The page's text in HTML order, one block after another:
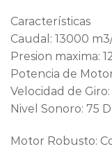
Características
Caudal: 13000
Presion maxima:
Potencia de
Velocidad de Giro:
Nivel Sonoro: 75
Motor Robusto: